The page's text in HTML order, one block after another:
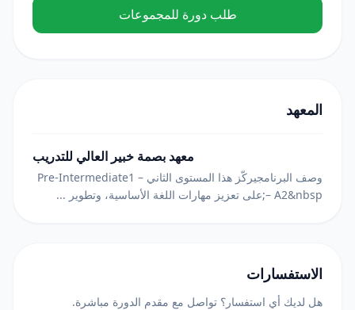
طلب دورة للمجموعات
المعهد
معهد بصمة خبير العالي للتدريب
وصف البرنامجيركّز هذا المستوى الثاني – Pre-Intermediate1
– A2&nbsp;على تعزيز مهارات اللغة الأساسية، وتطوير ...
الاستفسارات
هل لديك أي استفسار؟ تواصل مع مقدم الدورة مباشرة.